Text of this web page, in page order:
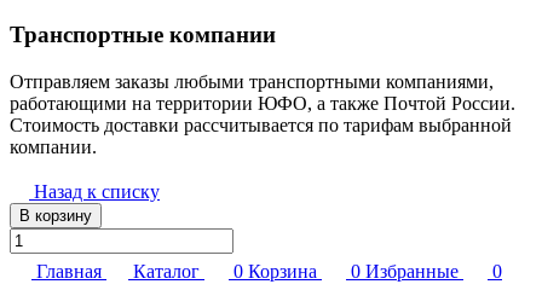
Транспортные компании
Отправляем заказы любыми транспортными компаниями,
работающими на территории ЮФО, а также Почтой России.
Стоимость доставки рассчитывается по тарифам выбранной
компании.
Назад к списку
В корзину
Главная Каталог 0 Корзина 0 Избранные
0